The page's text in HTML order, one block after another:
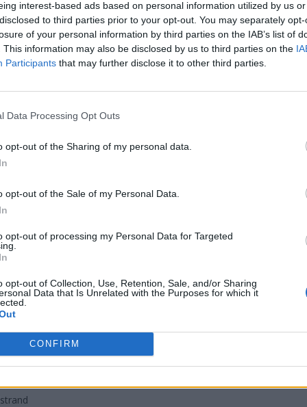
interest-based ads based on personal information utilized by us
to third parties prior to your opt-out. You may separately
of your personal information by third parties on the IAB’s list of
This information may also be disclosed by us to third parties on the
Participants that may further disclose it to other third parties.
Data Processing Opt Outs
opt-out of the Sharing of my personal data.
opt-out of the Sale of my Personal Data.
opt-out of processing my Personal Data for Targeted
opt-out of Collection, Use, Retention, Sale, and/or Sharing
Data that Is Unrelated with the Purposes for which it
CONFIRM
się powiększy.
, do GamerLegionu miałby dołączyć Adrian "imd"
z Pompa Teamem. Wszak organizacja Szymona
Strike'a. Wcześniej jednak imd doprowadził ją do
Ligi Esportowej. Niemniej Pieper ma na swoim
odpowiedzialny był on za wyniki takich formacji, jak x-
współpracować z Januszem "Snaxem" Pogorzelskim.
przecięłyby się po raz kolejny. Co jednak znaczące,
organizacji. Nie da się bowiem ukryć, że jego
GL, Ashley "⁠ash⁠" Battye, doprowadził ten zespół
że niedawno zwolniła się posada asystenta, gdyż opuścił
GamerLegionu wyglądałby